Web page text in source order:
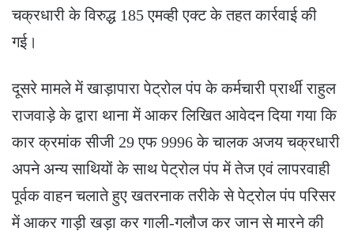
चक्रधारी के विरुद्ध 185 एमव्ही एक्ट के तहत कार्रवाई की
गई।
दूसरे मामले में खाड़ापारा पेट्रोल पंप के कर्मचारी प्रार्थी राहुल
राजवाड़े के द्वारा थाना में आकर लिखित आवेदन दिया गया कि
कार क्रमांक सीजी 29 एफ 9996 के चालक अजय चक्रधारी
अपने अन्य साथियों के साथ पेट्रोल पंप में तेज एवं लापरवाही
पूर्वक वाहन चलाते हुए खतरनाक तरीके से पेट्रोल पंप परिसर
में आकर गाड़ी खड़ा कर गाली-गलौज कर जान से मारने की